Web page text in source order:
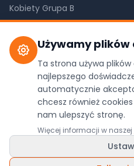
Używamy plików
Ta strona używa
najlepszego
automatycznie
chcesz również
nam ulepszyć stronę.
Więcej informacji w naszej
Kobiety Grupa B
Kobiety Grupa C
©2026
Dane z
Polityka Prywatności
Wykonanie: WDesign&